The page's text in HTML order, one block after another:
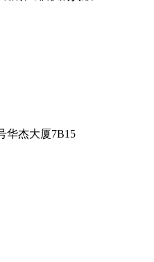
华杰大厦7B15